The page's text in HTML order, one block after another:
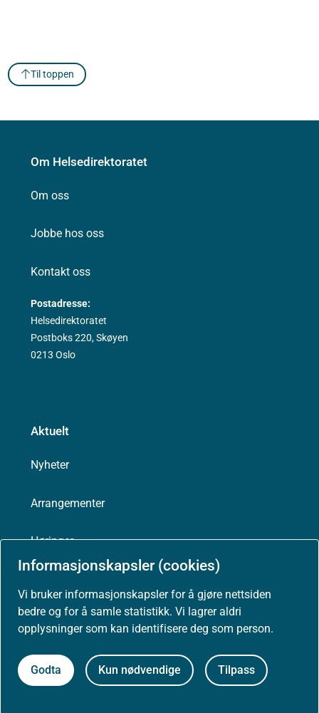
Informasjonskapsler (cookies)
Vi bruker informasjonskapsler for å gjøre nettsiden
bedre og for å samle statistikk. Vi lagrer aldri
opplysninger som kan identifisere deg som person.
Godta Kun nødvendige Tilpass
Til toppen
Om Helsedirektoratet
Om oss
Jobbe hos oss
Kontakt oss
Postadresse:
Helsedirektoratet
Postboks 220, Skøyen
0213 Oslo
Aktuelt
Nyheter
Arrangementer
Høringer
Om nettstedet